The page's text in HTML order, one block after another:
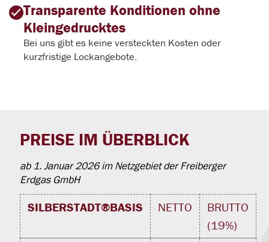
Transparente Konditionen ohne
Kleingedrucktes
Bei uns gibt es keine versteckten Kosten oder
kurzfristige Lockangebote.
PREISE IM ÜBERBLICK
ab 1. Januar 2026 im Netzgebiet der Freiberger
Erdgas GmbH
SILBERSTADT®BASIS NETTO
BRUTTO
(19%)